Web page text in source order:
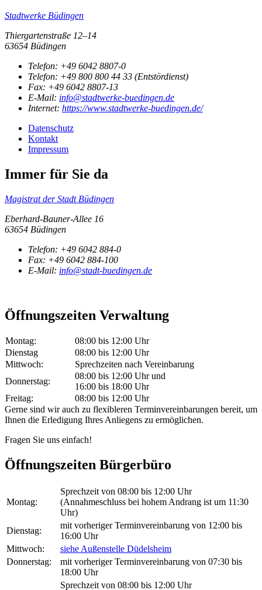
Stadtwerke Büdingen
Thiergartenstraße 12–14
63654 Büdingen
Telefon: +49 6042 8807-0
Telefon: +49 800 800 44 33 (Entstördienst)
Fax: +49 6042 8807-13
E-Mail: info@stadtwerke-buedingen.de
Internet: https://www.stadtwerke-buedingen.de/
Datenschutz
Kontakt
Impressum
Immer für Sie da
Magistrat der Stadt Büdingen
Eberhard-Bauner-Allee 16
63654 Büdingen
Telefon: +49 6042 884-0
Fax: +49 6042 884-100
E-Mail: info@stadt-buedingen.de
Öffnungszeiten Verwaltung
Montag:
08:00 bis 12:00 Uhr
Dienstag
08:00 bis 12:00 Uhr
Mittwoch:
Sprechzeiten nach Vereinbarung
Donnerstag:
08:00 bis 12:00 Uhr und
16:00 bis 18:00 Uhr
Freitag:
08:00 bis 12:00 Uhr
Gerne sind wir auch zu flexibleren Terminvereinbarungen bereit, um
Ihnen die Erledigung Ihres Anliegens zu ermöglichen.
Fragen Sie uns einfach!
Öffnungszeiten Bürgerbüro
Montag:
Sprechzeit von 08:00 bis 12:00 Uhr
(Annahmeschluss bei hohem Andrang ist um 11:30
Uhr)
Dienstag:
mit vorheriger Terminvereinbarung von 12:00 bis
16:00 Uhr
Mittwoch:
siehe Außenstelle Düdelsheim
Donnerstag:
mit vorheriger Terminvereinbarung von 07:30 bis
18:00 Uhr
Sprechzeit von 08:00 bis 12:00 Uhr